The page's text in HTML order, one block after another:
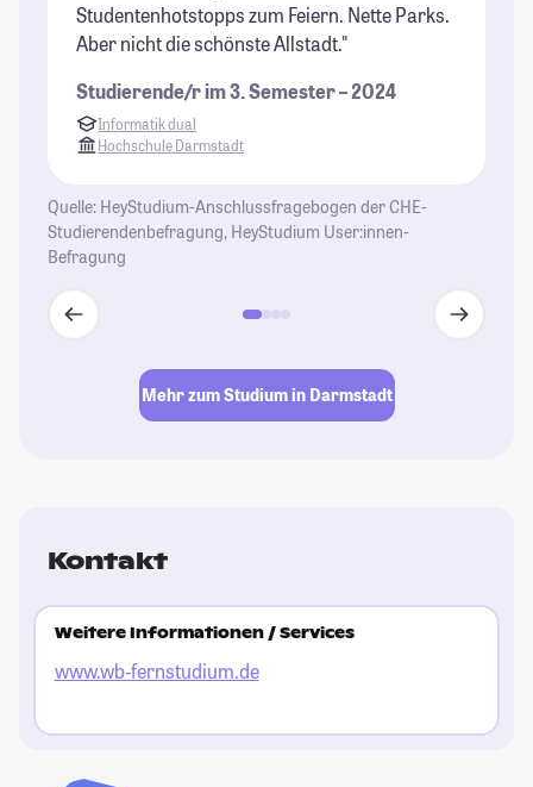
Studentenhotstopps zum Feiern. Nette Parks.
Aber nicht die schönste Allstadt."
Studierende/r im 3. Semester – 2024
Informatik dual
Hochschule Darmstadt
Quelle: HeyStudium-Anschlussfragebogen der CHE-
Studierendenbefragung, HeyStudium User:innen-
Befragung
Mehr zum Studium in Darmstadt
Kontakt
Weitere Informationen / Services
www.wb-fernstudium.de